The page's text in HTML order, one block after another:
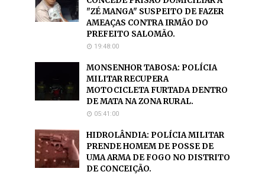
"ZÉ MANGA" SUSPEITO DE FAZER
AMEAÇAS CONTRA IRMÃO DO
PREFEITO SALOMÃO.
19:48:00
MONSENHOR TABOSA: POLÍCIA
MILITAR RECUPERA
MOTOCICLETA FURTADA DENTRO
DE MATA NA ZONA RURAL.
05:41:00
HIDROLÂNDIA: POLÍCIA MILITAR
PRENDE HOMEM DE POSSE DE
UMA ARMA DE FOGO NO DISTRITO
DE CONCEIÇÃO.